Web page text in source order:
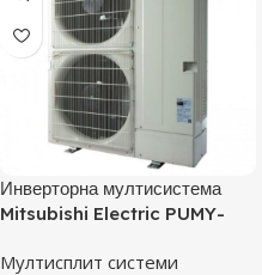
Инверторна мултисистема
Mitsubishi Electric PUMY-
Мултисплит системи